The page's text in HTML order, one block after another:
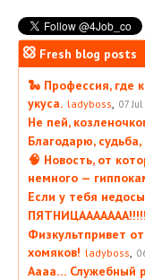
Fresh blog posts
🐍 Профессия, где
укуса. ladyboss 07
Не пей,
Благодарю,
🧠 Новость, от
немного —
Если у тебя
Физкультпривет
хомяков! ladyboss
Аааа… Служебный